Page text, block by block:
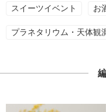
スイーツイベント お
プラネタリウム・天体観